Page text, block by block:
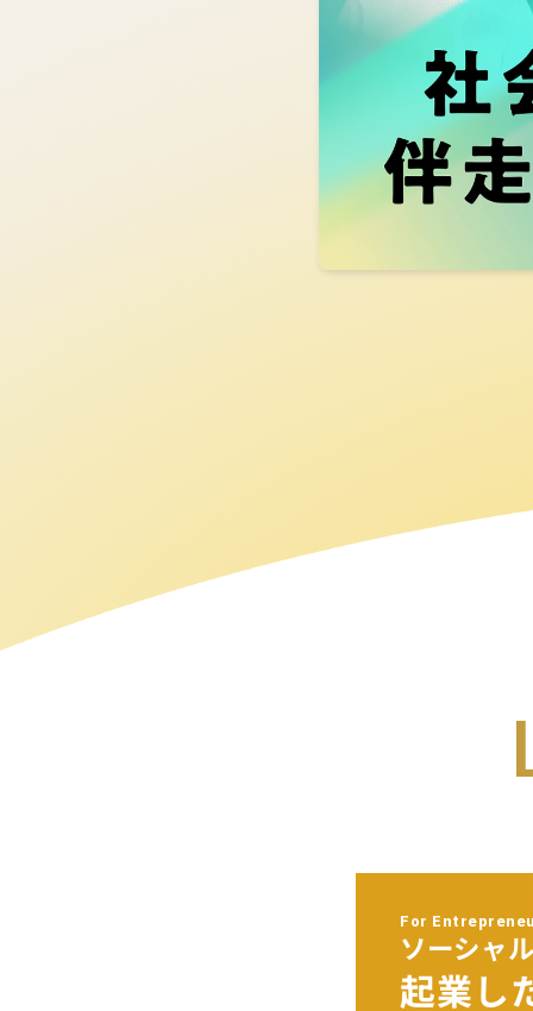
豪華メンター
For
ソーシャ
起業し